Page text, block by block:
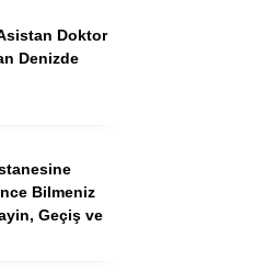
Youtube
Doktor
Denizde
Bilmeniz
Geçiş ve